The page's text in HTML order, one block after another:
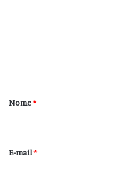
r
*
Nome*
E-mail*